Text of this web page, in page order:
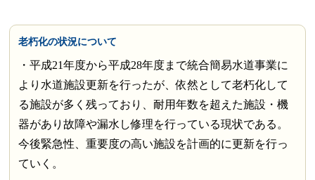
老朽化の状況について
・平成21年度から平成28年度まで統合簡易水道事業に
より水道施設更新を行ったが、依然として老朽化して
る施設が多く残っており、耐用年数を超えた施設・機
器があり故障や漏水し修理を行っている現状である。
今後緊急性、重要度の高い施設を計画的に更新を行っ
ていく。